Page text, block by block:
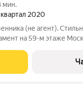
мин.
квартал 2020
(не агент).
на 59-м этаже
меблировка и
документы